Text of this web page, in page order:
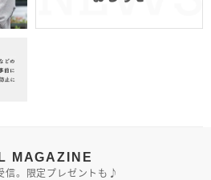
MAGAZINE
信。限定プレゼントも♪